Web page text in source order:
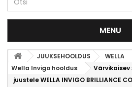
MENU
JUUKSEHOOLDUS
WELLA
Wella Invigo hooldus
juustele WELLA INVIGO BRILLIANCE